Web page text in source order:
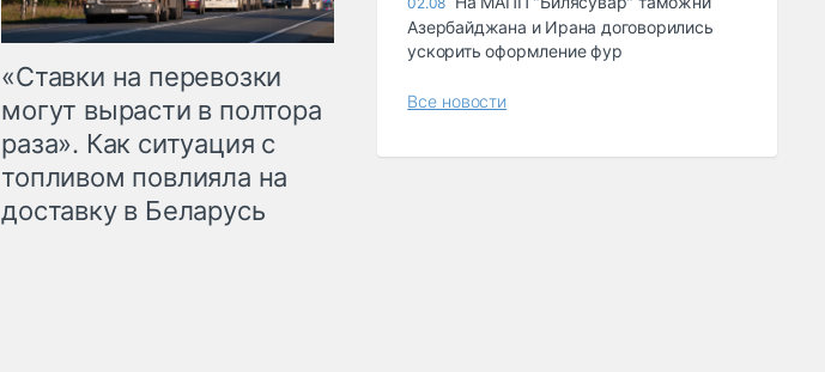
«Ставки на перевозки
могут вырасти в полтора
раза». Как ситуация с
топливом повлияла на
доставку в Беларусь
Азербайджана и Ирана договорились
ускорить оформление фур
Все новости